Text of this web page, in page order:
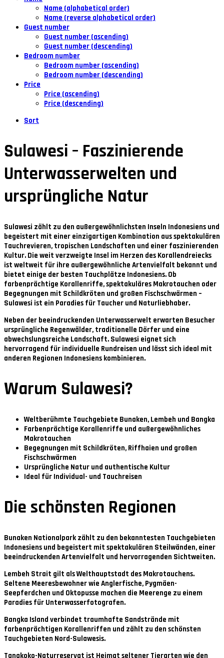
Name (alphabetical order)
Name (reverse alphabetical order)
Guest number
Guest number (ascending)
Guest number (descending)
Bedroom number
Bedroom number (ascending)
Bedroom number (descending)
Price
Price (ascending)
Price (descending)
Sort
Sulawesi – Faszinierende
Unterwasserwelten und
ursprüngliche Natur
Sulawesi zählt zu den außergewöhnlichsten Inseln Indonesiens und
begeistert mit einer einzigartigen Kombination aus spektakulären
Tauchrevieren, tropischen Landschaften und einer faszinierenden
Kultur. Die weit verzweigte Insel im Herzen des Korallendreiecks
ist weltweit für ihre außergewöhnliche Artenvielfalt bekannt und
bietet einige der besten Tauchplätze Indonesiens. Ob
farbenprächtige Korallenriffe, spektakuläres Makrotauchen oder
Begegnungen mit Schildkröten und großen Fischschwärmen –
Sulawesi ist ein Paradies für Taucher und Naturliebhaber.
Neben der beeindruckenden Unterwasserwelt erwarten Besucher
ursprüngliche Regenwälder, traditionelle Dörfer und eine
abwechslungsreiche Landschaft. Sulawesi eignet sich
hervorragend für individuelle Rundreisen und lässt sich ideal mit
anderen Regionen Indonesiens kombinieren.
Warum Sulawesi?
Weltberühmte Tauchgebiete Bunaken, Lembeh und Bangka
Farbenprächtige Korallenriffe und außergewöhnliches
Makrotauchen
Begegnungen mit Schildkröten, Riffhaien und großen
Fischschwärmen
Ursprüngliche Natur und authentische Kultur
Ideal für Individual- und Tauchreisen
Die schönsten Regionen
Bunaken Nationalpark zählt zu den bekanntesten Tauchgebieten
Indonesiens und begeistert mit spektakulären Steilwänden, einer
beeindruckenden Artenvielfalt und hervorragenden Sichtweiten.
Lembeh Strait gilt als Welthauptstadt des Makrotauchens.
Seltene Meeresbewohner wie Anglerfische, Pygmäen-
Seepferdchen und Oktopusse machen die Meerenge zu einem
Paradies für Unterwasserfotografen.
Bangka Island verbindet traumhafte Sandstrände mit
farbenprächtigen Korallenriffen und zählt zu den schönsten
Tauchgebieten Nord-Sulawesis.
Tangkoko-Naturreservat ist Heimat seltener Tierarten wie den